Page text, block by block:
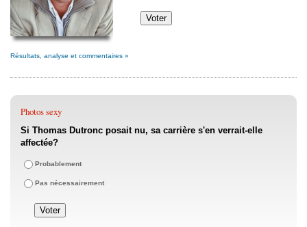
Résultats, analyse et commentaires »
Photos sexy
Si Thomas Dutronc posait nu, sa carrière s'en verrait-elle
affectée?
Probablement
Pas nécessairement